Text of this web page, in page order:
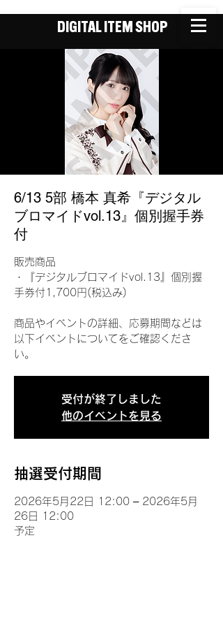
DIGITAL ITEM SHOP
6/13 5部 橋本 真希『デジタル
ブロマイドvol.13』個別握手券
付
販売商品
・『デジタルブロマイドvol.13』個別握
手券付1,700円(税込み)
商品やイベントの詳細、応募期間などは
以下イベントについてをご確認くださ
い。
受付が終了しました
他のイベントを見る
抽選受付期間
2026年5月22日 12:00 – 2026年5月
26日 12:00
予定